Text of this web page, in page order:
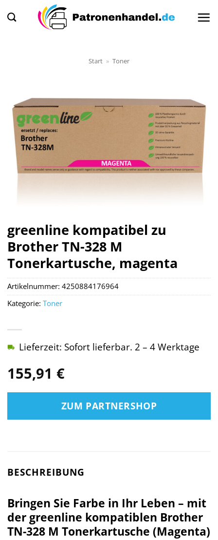
Inhalt
Start » Toner
greenline kompatibel zu
Brother TN-328 M
Tonerkartusche, magenta
155,91 €
Lieferzeit: Sofort lieferbar. 2 – 4 Werktage
ZUM PARTNERSHOP
Artikelnummer: 4250884176964
Kategorie: Toner
BESCHREIBUNG
Bringen Sie Farbe in Ihr Leben – mit
der greenline kompatiblen Brother
TN-328 M Tonerkartusche (Magenta)